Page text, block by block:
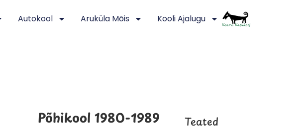
Autokool Aruküla Mõis Kooli Ajalugu
Põhikool 1980-1989 Teated